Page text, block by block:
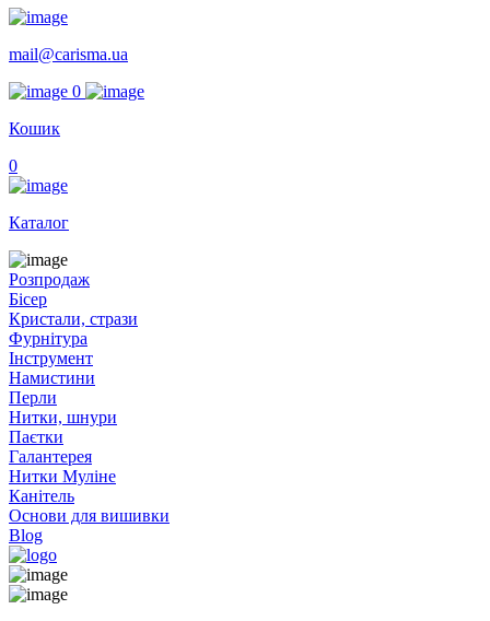
mail@carisma.ua
0
Кошик
0
Каталог
Розпродаж
Бісер
Кристали, стрази
Фурнітура
Інструмент
Намистини
Перли
Нитки, шнури
Паєтки
Галантерея
Нитки Муліне
Канітель
Основи для вишивки
Blog